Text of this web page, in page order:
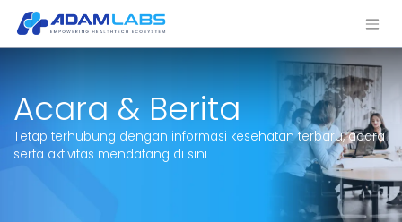
Acara & Berita
Tetap terhubung dengan informasi kesehatan terbaru, acara
serta aktivitas mendatang di sini